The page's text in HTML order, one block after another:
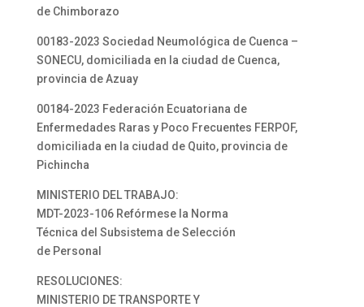
de Chimborazo
00183-2023 Sociedad Neumológica de Cuenca –
SONECU, domiciliada en la ciudad de Cuenca,
provincia de Azuay
00184-2023 Federación Ecuatoriana de
Enfermedades Raras y Poco Frecuentes FERPOF,
domiciliada en la ciudad de Quito, provincia de
Pichincha
MINISTERIO DEL TRABAJO:
MDT-2023-106 Refórmese la Norma
Técnica del Subsistema de Selección
de Personal
RESOLUCIONES:
MINISTERIO DE TRANSPORTE Y